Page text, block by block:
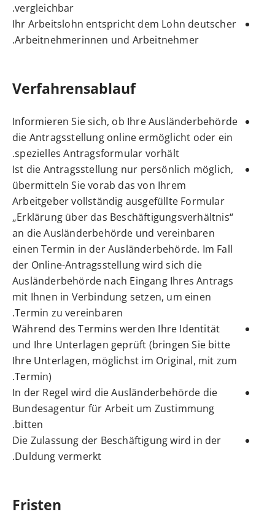
vergleichbar.
Ihr Arbeitslohn entspricht dem Lohn deutscher
Arbeitnehmerinnen und Arbeitnehmer.
Verfahrensablauf
Informieren Sie sich, ob Ihre Ausländerbehörde
die Antragsstellung online ermöglicht oder ein
spezielles Antragsformular vorhält.
Ist die Antragsstellung nur persönlich möglich,
übermitteln Sie vorab das von Ihrem
Arbeitgeber vollständig ausgefüllte Formular
„Erklärung über das Beschäftigungsverhältnis“
an die Ausländerbehörde und vereinbaren
einen Termin in der Ausländerbehörde. Im Fall
der Online-Antragsstellung wird sich die
Ausländerbehörde nach Eingang Ihres Antrags
mit Ihnen in Verbindung setzen, um einen
Termin zu vereinbaren.
Während des Termins werden Ihre Identität
und Ihre Unterlagen geprüft (bringen Sie bitte
Ihre Unterlagen, möglichst im Original, mit zum
Termin).
In der Regel wird die Ausländerbehörde die
Bundesagentur für Arbeit um Zustimmung
bitten.
Die Zulassung der Beschäftigung wird in der
Duldung vermerkt.
Fristen